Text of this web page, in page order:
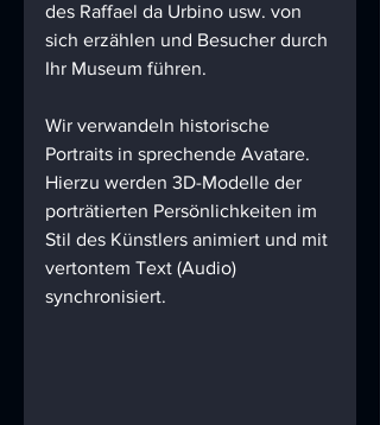
des Raffael da Urbino usw. von
sich erzählen und Besucher durch
Ihr Museum führen.
Wir verwandeln historische
Portraits in sprechende Avatare.
Hierzu werden 3D-Modelle der
porträtierten Persönlichkeiten im
Stil des Künstlers animiert und mit
vertontem Text (Audio)
synchronisiert.